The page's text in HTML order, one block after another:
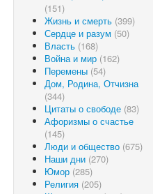
(151)
Жизнь и смерть (399)
Сердце и разум (50)
Власть (168)
Война и мир (162)
Перемены (54)
Дом, Родина, Отчизна
(344)
Цитаты о свободе (83)
Афоризмы о счастье
(145)
Люди и общество (675)
Наши дни (270)
Юмор (285)
Религия (205)